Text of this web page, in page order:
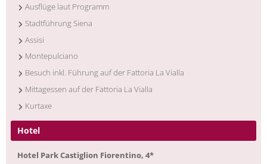
Ausflüge laut Programm
Stadtführung Siena
Assisi
Montepulciano
Besuch inkl. Führung auf der Fattoria La Vialla
Mittagessen auf der Fattoria La Vialla
Kurtaxe
Hotel
Hotel Park Castiglion Fiorentino, 4*